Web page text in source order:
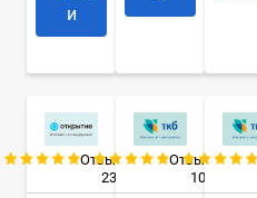
и
Отзывы:
23
Отзывы:
10